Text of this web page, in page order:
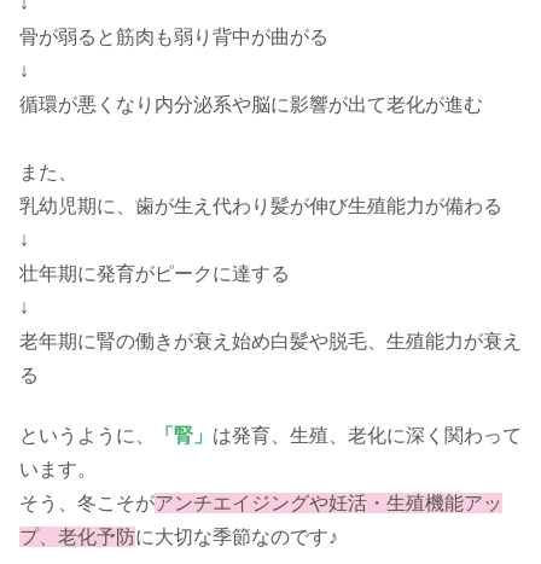
骨が弱ると筋肉も弱り背中が曲がる
↓
循環が悪くなり内分泌系や脳に影響が出て老化が進む
また、
乳幼児期に、歯が生え代わり髪が伸び生殖能力が備わる
↓
壮年期に発育がピークに達する
↓
老年期に腎の働きが衰え始め白髪や脱毛、生殖能力が衰え
る
というように、 「腎」 は発育、生殖、老化に深く関わって
います。
そう、冬こそがアンチエイジングや妊活・生殖機能アッ
プ、老化予防に大切な季節なのです♪